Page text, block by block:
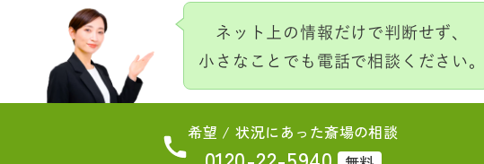
ネット上の情報だけで判断せず、
小さなことでも電話で相談ください
希望 / 状況にあった斎場の相談